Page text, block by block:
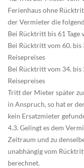
Ferienhaus ohne
der Vermieter die
Bei Rücktritt bis 61 Tage
Bei Rücktritt vom 60. bis
Reisepreises
Bei Rücktritt vom 34. bis
Reisepreises
Tritt der Mieter später
in Anspruch, so hat er
kein Ersatzmieter
4.3. Gelingt es dem
Zeitraum und zu
unabhängig vom
berechnet.